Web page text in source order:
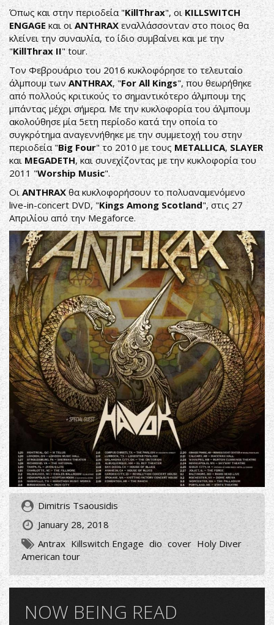
Όπως και στην περιοδεία "KillThrax", οιKILLSWITCH
ENGAGEκαι οιANTHRAXεναλλάσσονταν στο ποιος θα
κλείνει την συναυλία, το ίδιο συμβαίνει και με την
"KillThrax II" tour.
Τον Φεβρουάριο του 2016 κυκλοφόρησε το τελευταίο
άλμπουμ τωνANTHRAX, "For All Kings", που θεωρήθηκε
από πολλούς κριτικούς το σημαντικότερο άλμπουμ της
μπάντας μέχρι σήμερα. Με την κυκλοφορία του άλμπουμ
ακολούθησε μία 5ετη περίοδο κατά την οποία το
συγκρότημα αναγεννήθηκε με την συμμετοχή του στην
περιοδεία "Big Four" το 2010 με τους METALLICA, SLAYER
και MEGADETH, και συνεχίζοντας με την κυκλοφορία του
2011 "WorshipMusic".
ΟιANTHRAXθα κυκλοφορήσουν το πολυαναμενόμενο
live-in-concert DVD, "Kings AmongScotland", στις 27
Απριλίου από την Megaforce.
Dimitris Tsaousidis
January 28, 2018
Antrax Killswitch Engage dio cover Holy Diver
American tour
NOW BEING READ